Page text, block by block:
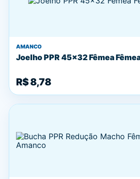
AMANCO
Joelho PPR 45x32 Fêmea
R$ 8,78